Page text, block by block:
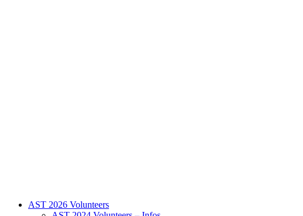
AST 2026 Volunteers